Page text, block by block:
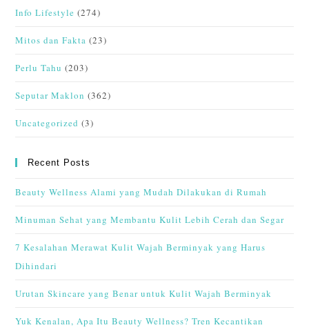
Info Lifestyle (274)
Mitos dan Fakta (23)
Perlu Tahu (203)
Seputar Maklon (362)
Uncategorized (3)
Recent Posts
Beauty Wellness Alami yang Mudah Dilakukan di Rumah
Minuman Sehat yang Membantu Kulit Lebih Cerah dan Segar
7 Kesalahan Merawat Kulit Wajah Berminyak yang Harus
Dihindari
Urutan Skincare yang Benar untuk Kulit Wajah Berminyak
Yuk Kenalan, Apa Itu Beauty Wellness? Tren Kecantikan